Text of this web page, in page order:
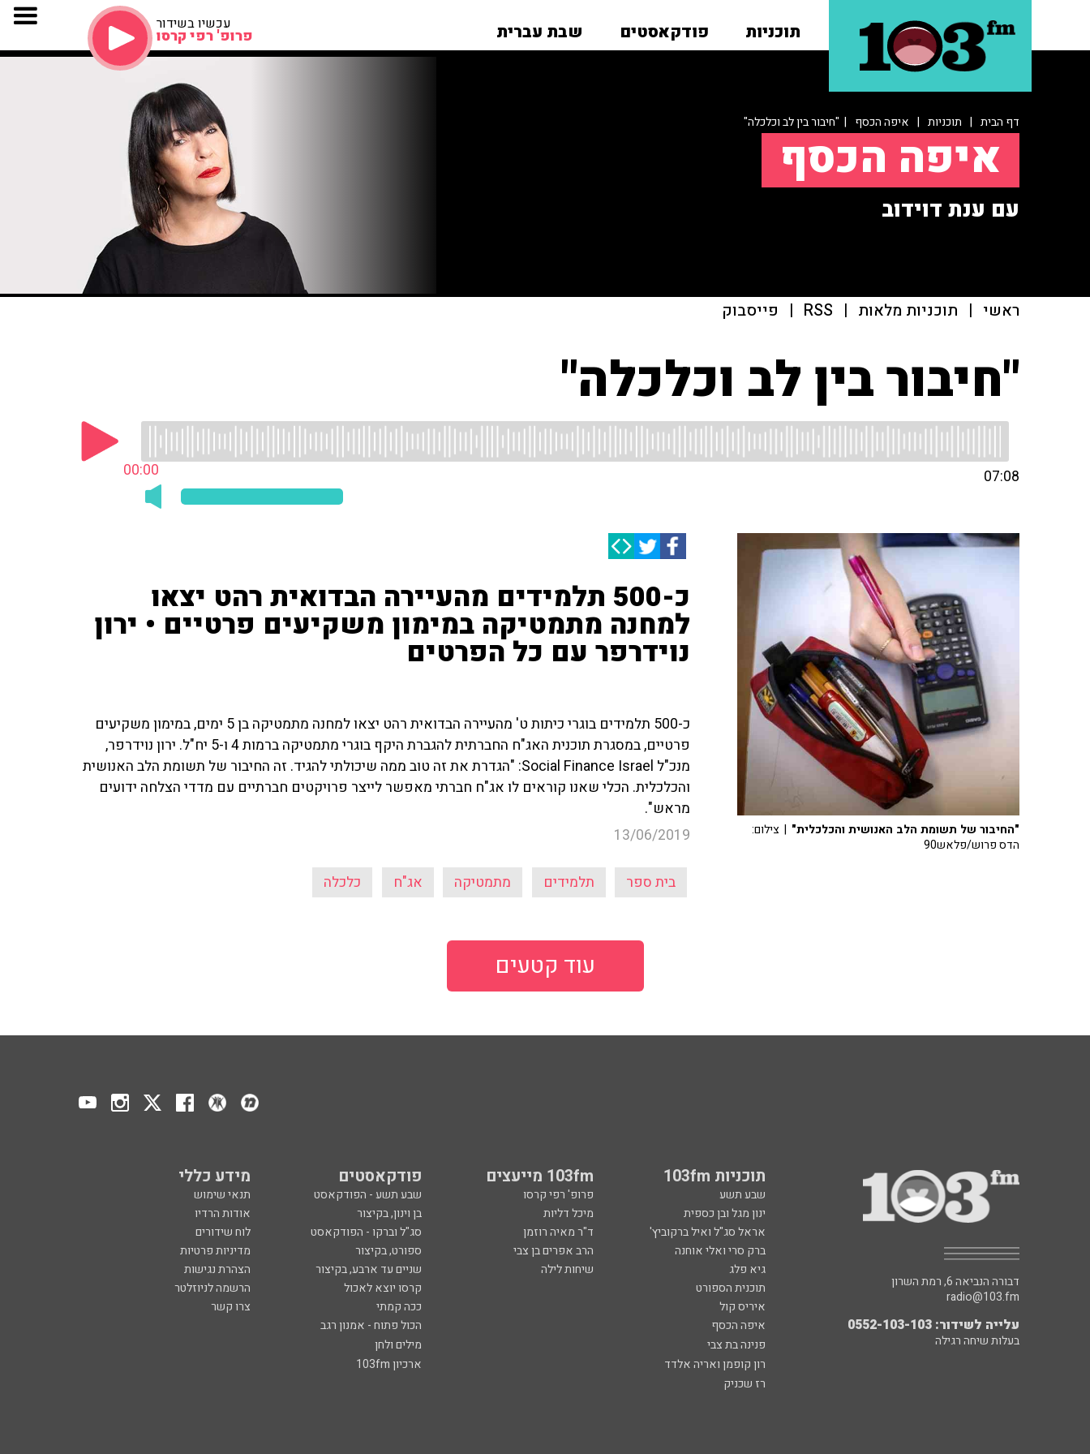
תוכניות פודקאסטים שבת עברית עכשיו בשידור
פרופ' רפי קרסו
דף הבית | תוכניות | איפה הכסף | "חיבור בין לב וכלכלה"
איפה הכסף
עם ענת דוידוב
ראשי | תוכניות מלאות |
RSS
| פייסבוק
"חיבור בין לב וכלכלה"
00:00 07:08
כ-500 תלמידים מהעיירה הבדואית רהט יצאו
למחנה מתמטיקה במימון משקיעים פרטיים • ירון
נוידרפר עם כל הפרטים
כ-500 תלמידים בוגרי כיתות ט' מהעיירה הבדואית רהט יצאו למחנה מתמטיקה בן 5 ימים, במימון משקיעים
פרטיים, במסגרת תוכנית האג"ח החברתית להגברת היקף בוגרי מתמטיקה ברמות 4 ו-5 יח"ל. ירון נוידרפר,
מנכ"ל Social Finance Israel: "הגדרת את זה טוב ממה שיכולתי להגיד. זה החיבור של תשומת הלב האנושית
והכלכלית. הכלי שאנו קוראים לו אג"ח חברתי מאפשר לייצר פרויקטים חברתיים עם מדדי הצלחה ידועים
מראש".
13/06/2019
בית ספר תלמידים מתמטיקה אג"ח כלכלה
"החיבור של תשומת הלב האנושית והכלכלית" | צילום:
הדס פרוש/פלאש90
עוד קטעים
תוכניות 103fm 103fm מייעצים פודקאסטים מידע כללי
שבע תשע פרופ' רפי קרסו שבע תשע - הפודקאסט
תנאי שימוש
ינון מגל ובן כספית
מיכל דליות בן וינון, בקיצור
אודות הרדיו
אראל סג"ל ואיל ברקוביץ'
ד"ר מאיה רוזמן סג"ל וברקו - הפודקאסט
לוח שידורים
ברק סרי ואלי אוחנה
הרב אפרים בן צבי ספורט, בקיצור
מדיניות פרטיות
גיא פלג
שיחות לילה שניים עד ארבע, בקיצור
הצהרת נגישות
תוכנית הספורט
קרסו יוצא לאכול
הרשמה לניוזלטר
איריס קול
ככה קמתי
צרו קשר
איפה הכסף
הכול פתוח - אמנון רגב
פנינה בת צבי
מילים ולחן
רון קופמן ואריה אלדד
ארכיון 103fm
רז שכניק
דבורה הנביאה 6, רמת השרון
radio@103.fm
עלייה לשידור: 0552-103-103
בעלות שיחה רגילה